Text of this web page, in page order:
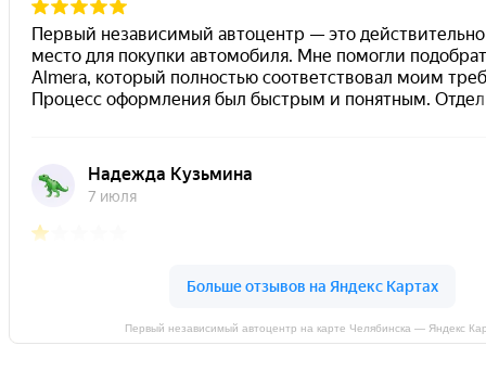
Первый независимый автоцентр на карте Челябинска — Яндекс